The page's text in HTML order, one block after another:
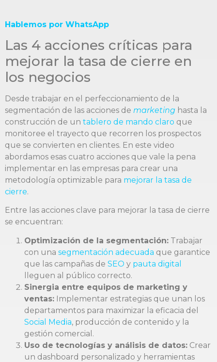
Hablemos por WhatsApp
Las 4 acciones críticas para
mejorar la tasa de cierre en
los negocios
Desde trabajar en el perfeccionamiento de la
segmentación de las acciones de marketing hasta la
construcción de un tablero de mando claro que
monitoree el trayecto que recorren los prospectos
que se convierten en clientes. En este video
abordamos esas cuatro acciones que vale la pena
implementar en las empresas para crear una
metodología optimizable para mejorar la tasa de
cierre.
Entre las acciones clave para mejorar la tasa de cierre
se encuentran:
Optimización de la segmentación: Trabajar
con una segmentación adecuada que garantice
que las campañas de SEO y pauta digital
lleguen al público correcto.
Sinergia entre equipos de marketing y
ventas: Implementar estrategias que unan los
departamentos para maximizar la eficacia del
Social Media, producción de contenido y la
gestión comercial.
Uso de tecnologías y análisis de datos: Crear
un dashboard personalizado y herramientas